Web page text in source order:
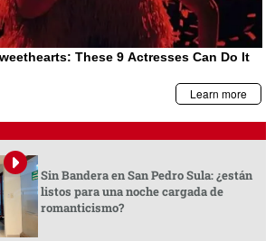
Sin Bandera en San Pedro Sula: ¿están
listos para una noche cargada de
romanticismo?